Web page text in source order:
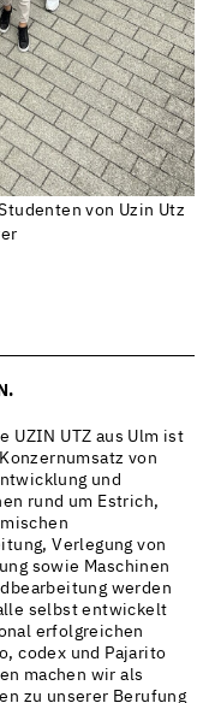
von Uzin Utz
UZIN UTZ aus Ulm ist
von
und
rund um Estrich,
Verlegung von
sowie Maschinen
werden
selbst entwickelt
erfolgreichen
codex und Pajarito
machen wir als
zu unserer Berufung